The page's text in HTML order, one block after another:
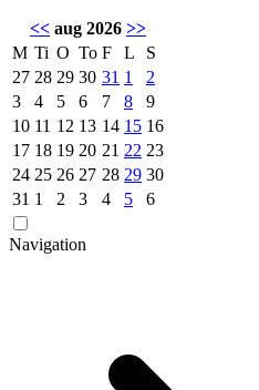
<< aug 2026 >>
M Ti O To F L
S
27 28 29 30 31 1
2
3
4 5 6 7 8
9
10 11 12 13 14 15 16
17 18 19 20 21 22 23
24 25 26 27 28 29 30
31 1 2 3 4 5 6
Navigation